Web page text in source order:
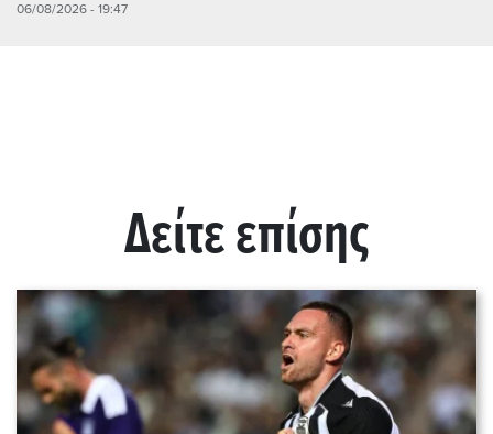
06/08/2026 - 19:47
Δείτε επίσης